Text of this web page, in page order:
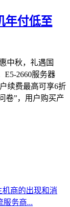
年付低至
中秋，礼遇国
E5-2660服务器
续费最高可享6折
卷”，用户购买产
商的出现和消
服务商...